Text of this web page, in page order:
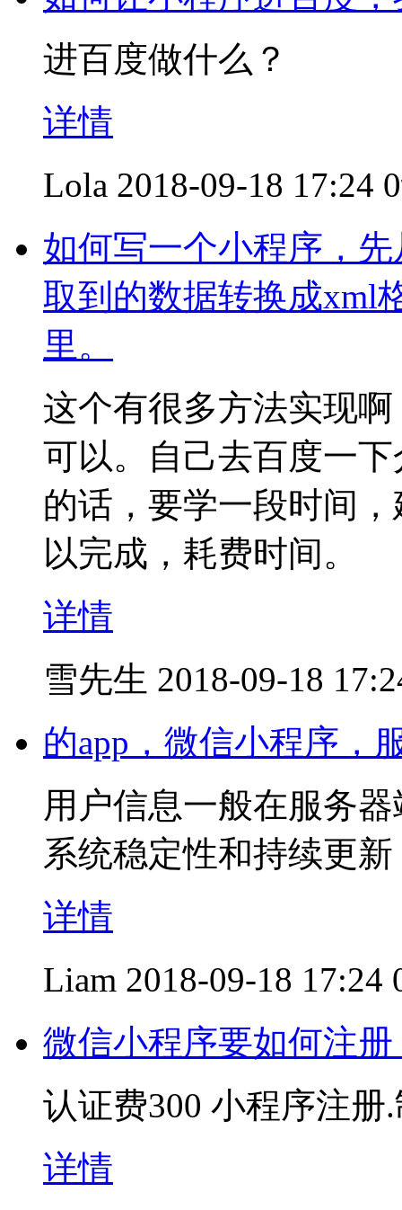
进百度做什么？
详情
Lola 2018-09-18 17:24
如何写一个小程序，
取到的数据转换成xml
里。
这个有很多方法实现啊
可以。自己去百度一
的话，要学一段时间
以完成，耗费时间。
详情
雪先生 2018-09-18
的app，微信小程序，
用户信息一般在服务
系统稳定性和持续更
详情
Liam 2018-09-18 17:24
微信小程序要如何注
认证费300 小程序注册
详情